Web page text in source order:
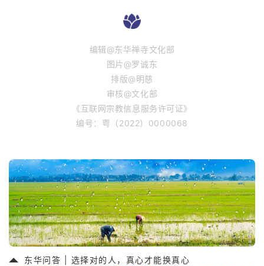
编辑@东华禅寺文化部
图片@罗诚东
排版@明慈
审核@文化部
《互联网宗教信息服务许可证》
编号：粤（2022）0000068
东华问答 | 选择对的人，真心才能换真心